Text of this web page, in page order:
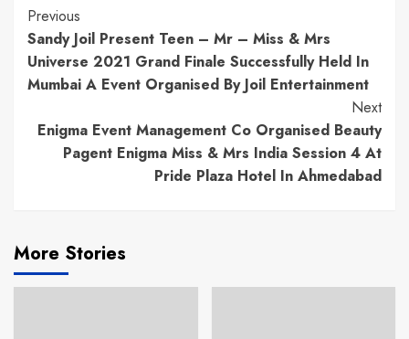
Continue
Reading
Previous
Sandy Joil Present Teen – Mr – Miss & Mrs
Universe 2021 Grand Finale Successfully Held In
Mumbai A Event Organised By Joil Entertainment
Next
Enigma Event Management Co Organised Beauty
Pagent Enigma Miss & Mrs India Session 4 At
Pride Plaza Hotel In Ahmedabad
More Stories